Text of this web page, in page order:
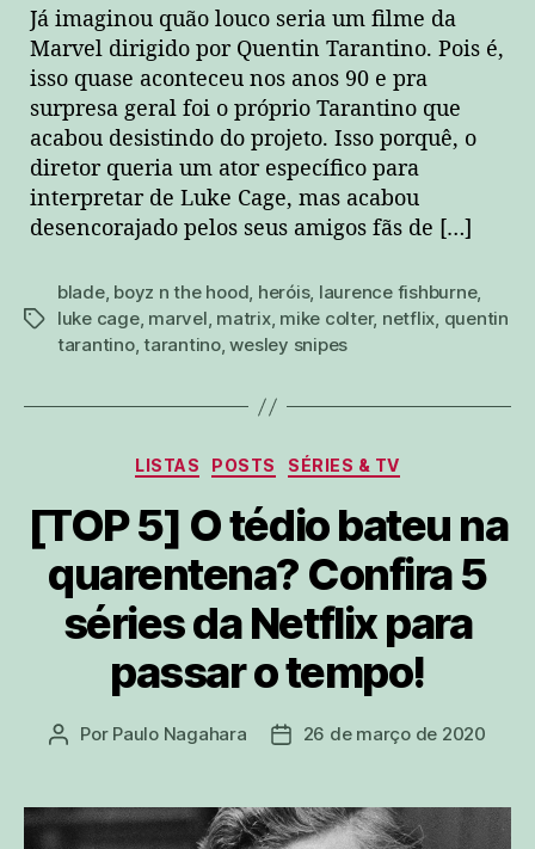
Já imaginou quão louco seria um filme da
Marvel dirigido por Quentin Tarantino. Pois é,
isso quase aconteceu nos anos 90 e pra
surpresa geral foi o próprio Tarantino que
acabou desistindo do projeto. Isso porquê, o
diretor queria um ator específico para
interpretar de Luke Cage, mas acabou
desencorajado pelos seus amigos fãs de […]
tags
blade, boyz n the hood, heróis, laurence fishburne,
luke cage, marvel, matrix, mike colter, netflix, quentin
tarantino,tarantino,wesley snipes
Categorias
LISTAS POSTS SÉRIES & TV
[TOP 5] O tédio bateu na
quarentena? Confira 5
séries da Netflix para
passar o tempo!
Autor
Por Paulo Nagahara
Data26 de março de 2020